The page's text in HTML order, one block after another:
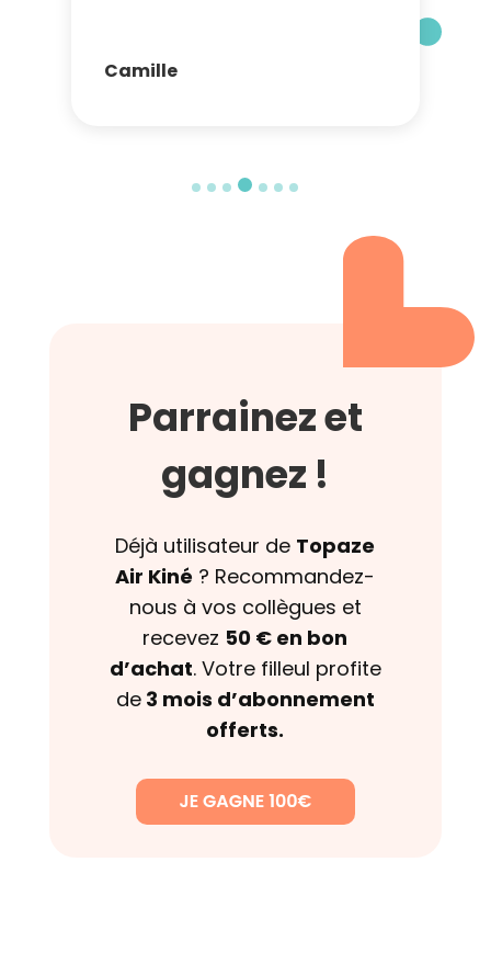
Camille
Parrainez et
gagnez !
Déjà utilisateur de Topaze
Air Kiné ? Recommandez-
nous à vos collègues et
recevez 50 € en bon
d’achat. Votre filleul profite
de3 mois d’abonnement
offerts.